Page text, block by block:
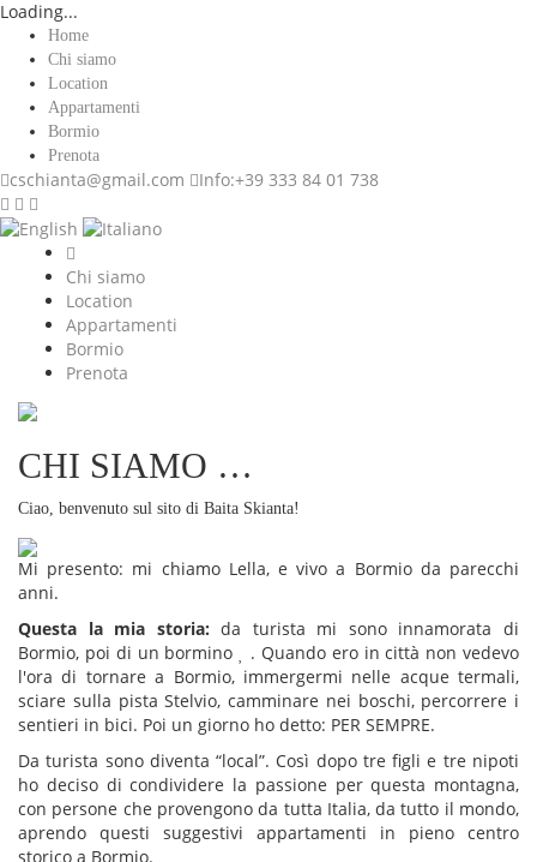
Loading...
Home
Chi siamo
Location
Appartamenti
Bormio
Prenota
cschianta@gmail.com Info:+39 333 84 01 738
Chi siamo
Location
Appartamenti
Bormio
Prenota
CHI SIAMO …
Ciao, benvenuto sul sito di Baita Skianta!
Mi presento: mi chiamo Lella, e vivo a Bormio da parecchi
anni.
Questa la mia storia:da turista mi sono innamorata di
Bormio, poi di un bormino
. Quando ero in città non vedevo
l'ora di tornare a Bormio, immergermi nelle acque termali,
sciare sulla pista Stelvio, camminare nei boschi, percorrere i
sentieri in bici. Poi un giorno ho detto: PER SEMPRE.
Da turista sono diventa “local”. Così dopo tre figli e tre nipoti
ho deciso di condividere la passione per questa montagna,
con persone che provengono da tutta Italia, da tutto il mondo,
aprendo questi suggestivi appartamenti in pieno centro
storico a Bormio.